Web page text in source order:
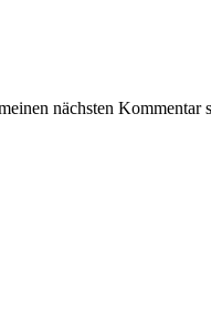
nächsten Kommentar